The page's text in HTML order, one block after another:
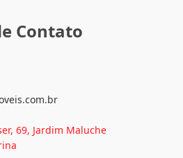
Contato
69, Jardim Maluche